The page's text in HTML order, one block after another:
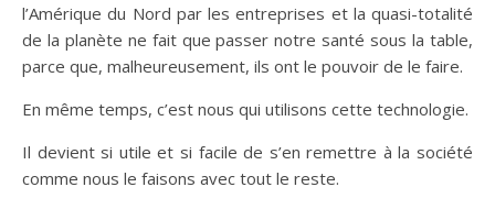
l’Amérique du Nord par les entreprises et la quasi-totalité
de la planète ne fait que passer notre santé sous la table,
parce que, malheureusement, ils ont le pouvoir de le faire.
En même temps, c’est nous qui utilisons cette technologie.
Il devient si utile et si facile de s’en remettre à la société
comme nous le faisons avec tout le reste.